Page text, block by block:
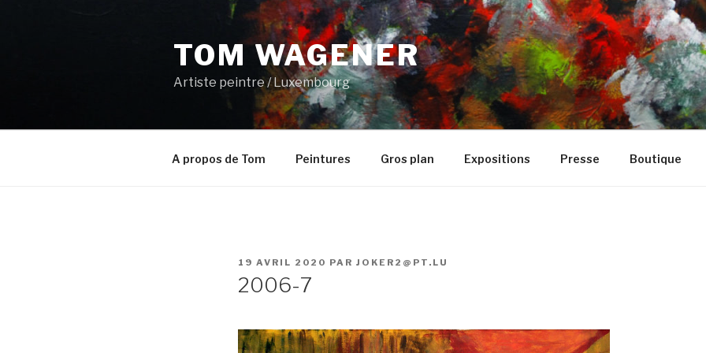
TOM WAGENER
Artiste peintre / Luxembourg
A propos de Tom Peintures Gros plan Expositions Presse Boutique
PUBLIÉ
19 AVRIL 2020 PAR JOKER2@PT.LU
2006-7